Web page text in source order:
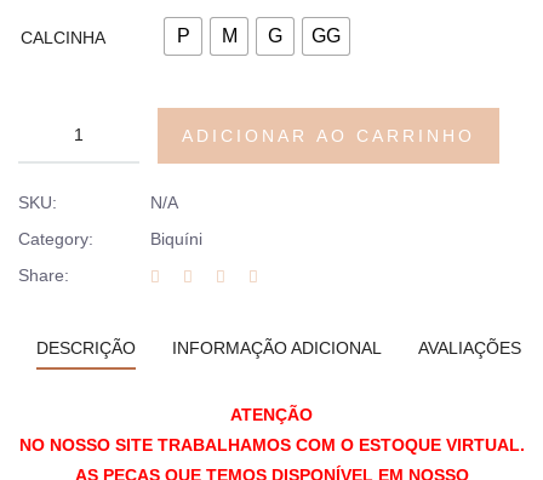
CALCINHA P M G GG
ADICIONAR AO CARRINHO
SKU:
N/A
Category:
Biquíni
Share:
DESCRIÇÃO INFORMAÇÃO ADICIONAL AVALIAÇÕES
ATENÇÃO
NO NOSSO SITE TRABALHAMOS COM O ESTOQUE VIRTUAL.
AS PEÇAS QUE TEMOS DISPONÍVEL EM NOSSO